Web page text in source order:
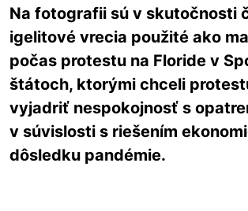
Na fotografii sú v skutočnosti
igelitové vrecia použité ako
počas protestu na Floride v
štátoch, ktorými chceli
vyjadriť nespokojnosť s
v súvislosti s riešením
dôsledku pandémie.